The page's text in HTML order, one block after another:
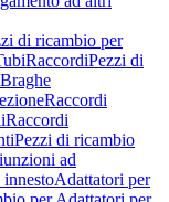
di ricambio per
RaccordiPezzi di
Braghe
Raccordi
Raccordi
Pezzi di ricambio
ad
Adattatori per